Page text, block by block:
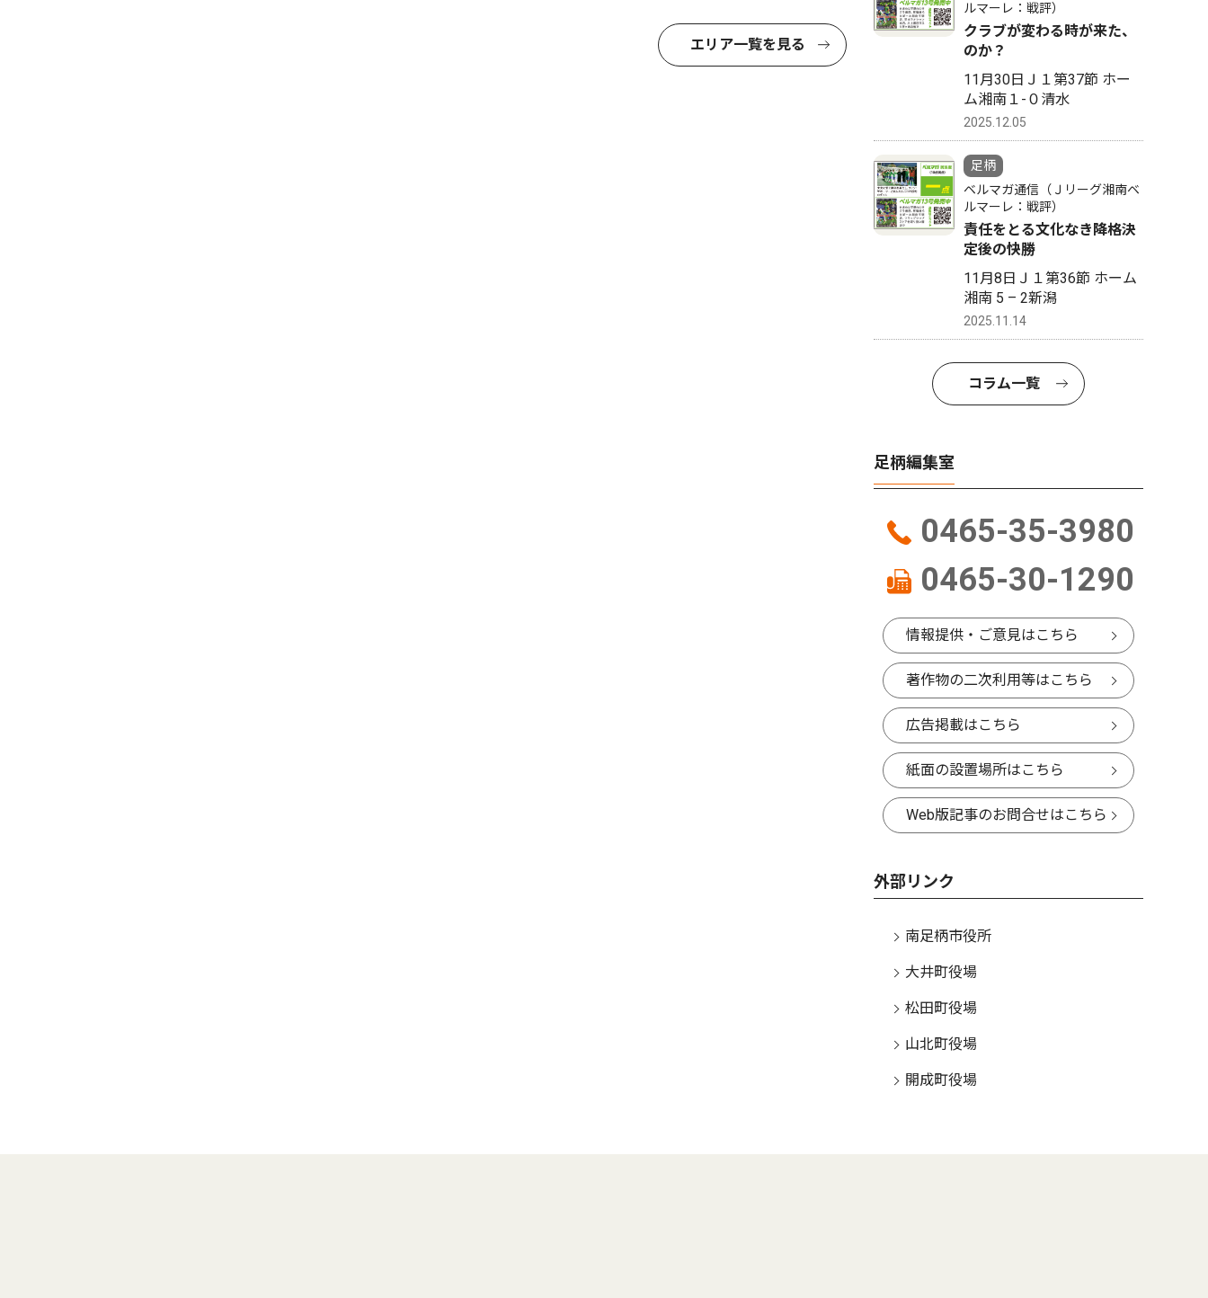
エリア一覧を見る
ルマーレ：戦評）
クラブが変わる時が来た、
のか？
11月30日Ｊ１第37節 ホー
ム湘南１-０清水
2025.12.05
足柄
ベルマガ通信（Ｊリーグ湘南ベ
ルマーレ：戦評）
責任をとる文化なき降格決
定後の快勝
11月8日Ｊ１第36節 ホーム
湘南 5 – 2新潟
2025.11.14
コラム一覧
足柄編集室
0465-35-3980
0465-30-1290
情報提供・ご意見はこちら
著作物の二次利用等はこちら
広告掲載はこちら
紙面の設置場所はこちら
Web版記事のお問合せはこちら
外部リンク
南足柄市役所
大井町役場
松田町役場
山北町役場
開成町役場